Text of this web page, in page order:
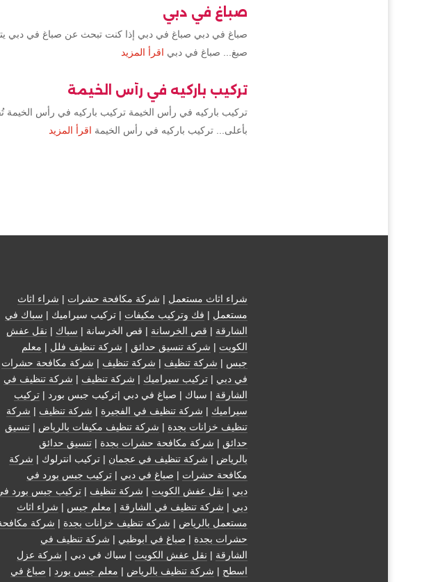
صباغ في دبي
صباغ في دبي صباغ في دبي إذا كنت تبحث عن صباغ في دبي
صبغ... صباغ في دبي اقرأ المزيد
تركيب باركيه في رأس الخيمة
تركيب باركيه في رأس الخيمة تركيب باركيه في رأس
بأعلى... تركيب باركيه في رأس الخيمة اقرأ المزيد
شراء اثاث مستعمل | شركة مكافحة حشرات | شراء اثاث
مستعمل | فك وتركيب مكيفات | تركيب سيراميك | سباك في
الشارقة | قص الخرسانة | قص الخرسانة | سباك | نقل عفش
الكويت | شركة تنسيق حدائق | شركة تنظيف فلل | معلم
جبس | شركة تنظيف | شركة تنظيف | شركة مكافحة حشرات
في دبي |تركيب سيراميك | شركة تنظيف | شركة تنظيف في
الشارقة | سباك | صباغ في دبي |تركيب جبس بورد |تركيب
سيراميك | شركة تنظيف في الفجيرة | شركة تنظيف | شركة
تنظيف خزانات بجدة | شركة تنظيف مكيفات بالرياض |تنسيق
حدائق | شركة مكافحة حشرات بجدة |تنسيق حدائق
بالرياض | شركة تنظيف في عجمان | تركيب انترلوك | شركة
مكافحة حشرات | صباغ في دبي |تركيب جبس بورد في
دبي | نقل عفش الكويت | شركة تنظيف |تركيب جبس بورد
دبي | شركة تنظيف في الشارقة | معلم جبس | شراء اثاث
مستعمل بالرياض | شركه تنظيف خزانات بجدة | شركة
حشرات بجدة | صباغ في ابوظبي | شركة تنظيف في
الشارقة | نقل عفش الكويت | سباك في دبي | شركة عزل
اسطح | شركة تنظيف بالرياض | معلم جبس بورد | صباغ في